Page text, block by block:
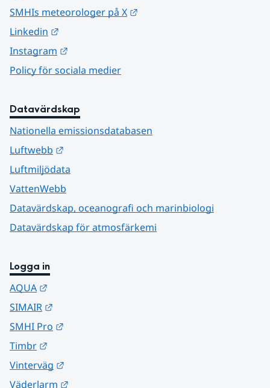
SMHIs meteorologer på X
Linkedin
Instagram
Policy för sociala medier
Datavärdskap
Nationella emissionsdatabasen
Luftwebb
Luftmiljödata
VattenWebb
Datavärdskap, oceanografi och marinbiologi
Datavärdskap för atmosfärkemi
Logga in
AQUA
SIMAIR
SMHI Pro
Timbr
Vinterväg
Väderlarm